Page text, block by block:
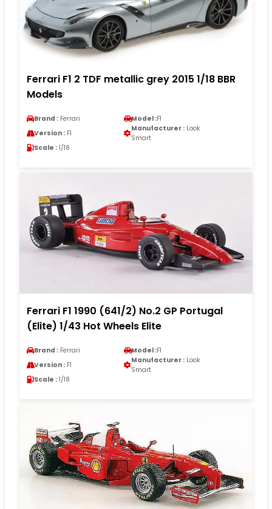
Ferrari F1 2 TDF metallic grey 2015 1/18 BBR
Models
Brand : Ferrari Model :F1
Version : F1
Manufacturer : Look
Smart
Scale : 1/18
Ferrari F1 1990 (641/2) No.2 GP Portugal
(Elite) 1/43 Hot Wheels Elite
Brand : Ferrari Model :F1
Version : F1
Manufacturer : Look
Smart
Scale : 1/18